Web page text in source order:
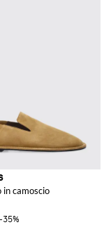
in camoscio
-35%